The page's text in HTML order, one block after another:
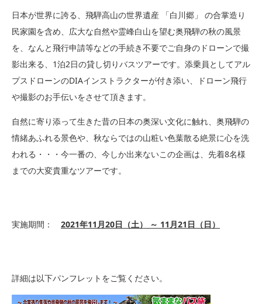
日本が世界に誇る、飛騨高山の世界遺産 「白川郷」 の合掌造り
民家園を含め、広大な自然や霊峰白山を望む奥飛騨の秋の風景
を、なんと飛行申請等などの手続き不要でご自身のドローンで撮
影出来る、1泊2日の貸し切りバスツアーです。添乗員としてアル
プスドローンのDIAインストラクターが付き添い、ドローン飛行
や撮影のお手伝いをさせて頂きます。
自然に寄り添って生きた昔の日本の奥深い文化に触れ、奥飛騨の
情緒あふれる景色や、秋ならではの山粧い色葉散る絶景に心を洗
われる・・・今一番の、今しか出来ないこの企画は、先着8名様
までの大変貴重なツアーです。
実施期間： 2021年11月20日（土） ～ 11月21日（日）
詳細は以下パンフレットをご覧ください。